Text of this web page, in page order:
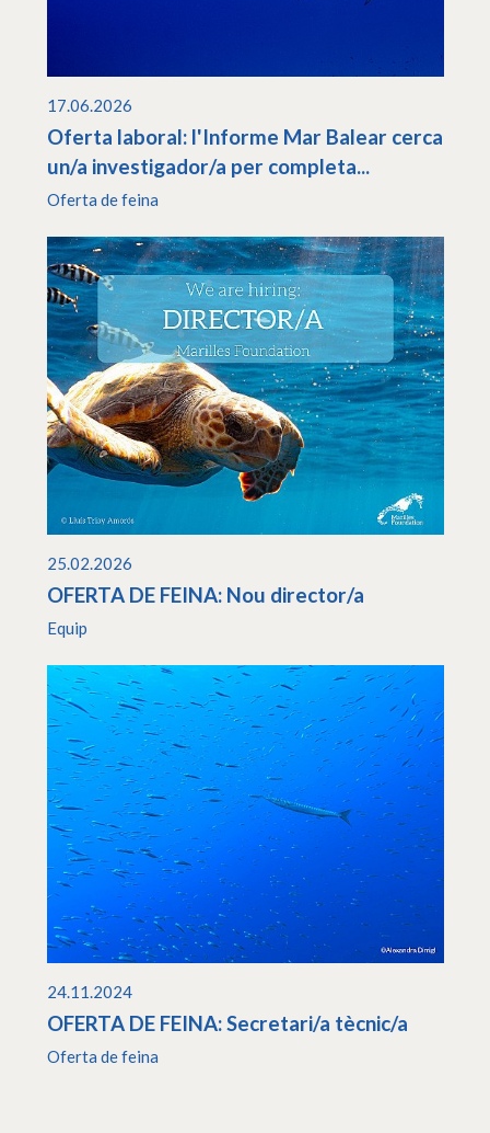
17.06.2026
Oferta laboral: l'Informe Mar Balear cerca
un/a investigador/a per completa...
Oferta de feina
25.02.2026
OFERTA DE FEINA: Nou director/a
Equip
24.11.2024
OFERTA DE FEINA: Secretari/a tècnic/a
Oferta de feina